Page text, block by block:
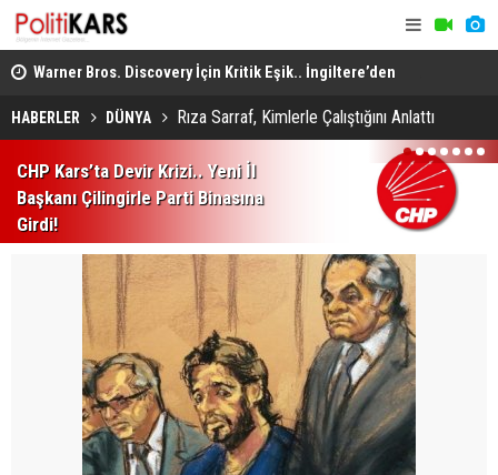
Warner Bros. Discovery İçin Kritik Eşik.. İngiltere’den
Satın Alıma Onay Geldi!
HABERLER DÜNYA Rıza Sarraf, Kimlerle Çalıştığını Anlattı
CHP Kars’ta Devir Krizi.. Yeni İl
Başkanı Çilingirle Parti Binasına
Girdi!
1 2 3 4 5 6 7